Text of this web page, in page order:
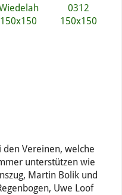
Vereinen, welche
unterstützen wie
Martin Bolik und
Uwe Loof